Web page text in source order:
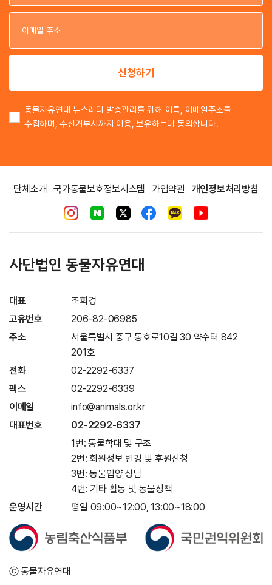
이
이
신청하기
동물자유연대 뉴스레터 발송관리를 위해 이름, 이메일주소를
수집하며, 수신거부시까지 이용, 보유하는데 동의합니다.
단체소개 국가동물보호정보시스템 가입약관 개인정보처리방침
사단법인 동물자유연대
대표
조희경
고유번호
206-82-06985
주소
서울특별시 중구 동호로10길 30 약수터 842
201호
전화
02-2292-6337
팩스
02-2292-6339
이메일
info@animals.or.kr
대표번호
02-2292-6337
1번: 동물학대 및 구조
2번: 회원정보 변경 및 후원신청
3번: 동물입양 상담
4번: 기타 활동 및 동물정책
운영시간
평일 09:00~12:00, 13:00~18:00
ⓒ 동물자유연대